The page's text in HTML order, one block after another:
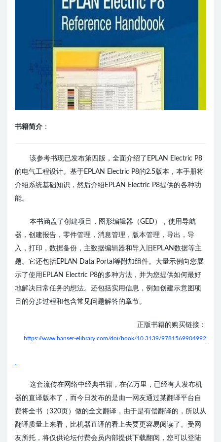
书籍简介 ：
该参考书现已发布第四版，全面介绍了EPLAN Electric P8
的电气工程设计。基于EPLAN Electric P8的2.5版本，本手册将
介绍系统基础知识，然后介绍EPLAN Electric P8提供的各种功
能。
本书涵盖了创建项目，图形编辑器（GED），使用导航
器，创建报告，零件管理，消息管理，版本管理，导出，导
入，打印，数据备份，主数据编辑器和导入旧EPLAN数据等主
题。它还包括EPLAN Data Portal等附加组件。 大量示例向您展
示了使用EPLAN Electric P8的多种方法，并为您提供如何最好
地解决日常任务的想法。还包括实用信息，例如创建示意图项
目的分步过程和包含常见问题解答的章节。
正版书籍的购买链接：
https://www.hanser-elibrary.com/doi/book/10.3139/9781569904992
这套流传在网络中经典书籍，在亿万里，已经有人发布机
器的直译版本了，而今日发布的是由一网友通过某翻译平台自
费将全书（320页）做的全文翻译，由于是有偿翻译的，所以从
翻译质量上来看，比机器直译的看上去要更容易阅读了。受网
友所托，将仅供论坛付费会员内部提供下载翻阅，您可以登陆